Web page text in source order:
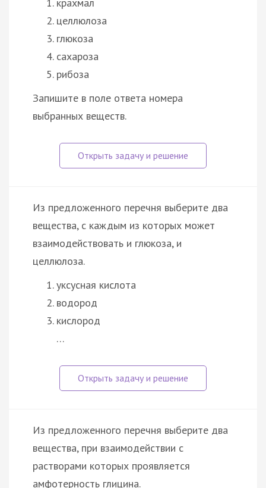
целлюлоза
глюкоза
сахароза
рибоза
Запишите в поле ответа номера
выбранных веществ.
Из предложенного перечня выберите два
вещества, с каждым из которых может
взаимодействовать и глюкоза, и
целлюлоза.
уксусная кислота
водород
кислород
…
Из предложенного перечня выберите два
вещества, при взаимодействии с
растворами которых проявляется
амфотерность глицина.